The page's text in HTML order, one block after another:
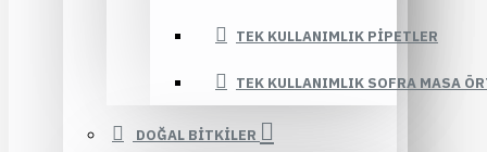
TEK KULLANIMLIK PIPETLER
TEK KULLANIMLIK SOFRA MASA
DOĞAL BİTKİLER